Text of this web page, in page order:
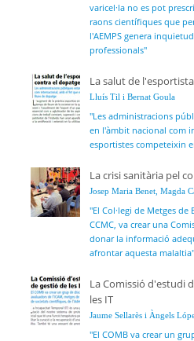
varicel·la no es pot
raons científiques que
l'AEMPS genera
professionals"
La salut de
Lluís Til i Bernat Goula
"Les administracions
en l'àmbit nacional com
esportistes competeixin
La crisi sanitària pel
Josep Maria Benet, Magda
"El Col·legi de Metges
CCMC, va crear una
donar la informació
afrontar aquesta malaltia"
La Comissió d'estudi
les IT
Jaume Sellarès i Àngels
"El COMB va crear un